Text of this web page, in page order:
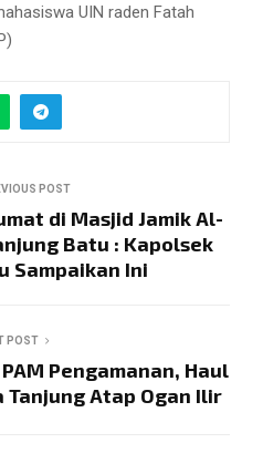
UIN raden Fatah
POST
di Masjid Jamik Al-
Batu : Kapolsek
Sampaikan Ini
POST
Pengamanan, Haul
Tanjung Atap Ogan Ilir